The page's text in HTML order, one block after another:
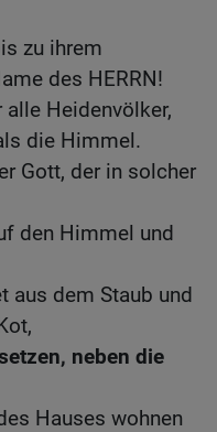
zu ihrem
des HERRN!
alle Heidenvölker,
die Himmel.
Gott, der in solcher
den Himmel und
aus dem Staub und
neben die
Hauses wohnen